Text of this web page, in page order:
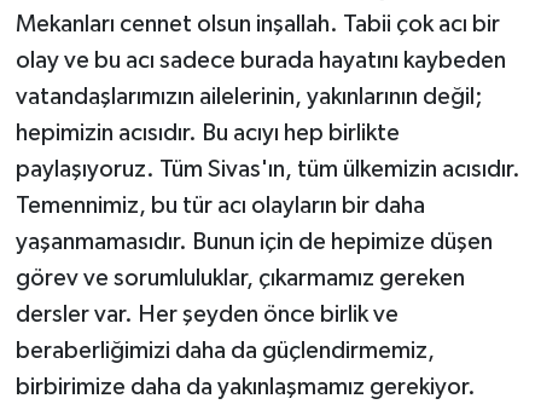
Mekanları cennet olsun inşallah. Tabii çok acı bir
olay ve bu acı sadece burada hayatını kaybeden
vatandaşlarımızın ailelerinin, yakınlarının değil;
hepimizin acısıdır. Bu acıyı hep birlikte
paylaşıyoruz. Tüm Sivas'ın, tüm ülkemizin acısıdır.
Temennimiz, bu tür acı olayların bir daha
yaşanmamasıdır. Bunun için de hepimize düşen
görev ve sorumluluklar, çıkarmamız gereken
dersler var. Her şeyden önce birlik ve
beraberliğimizi daha da güçlendirmemiz,
birbirimize daha da yakınlaşmamız gerekiyor.